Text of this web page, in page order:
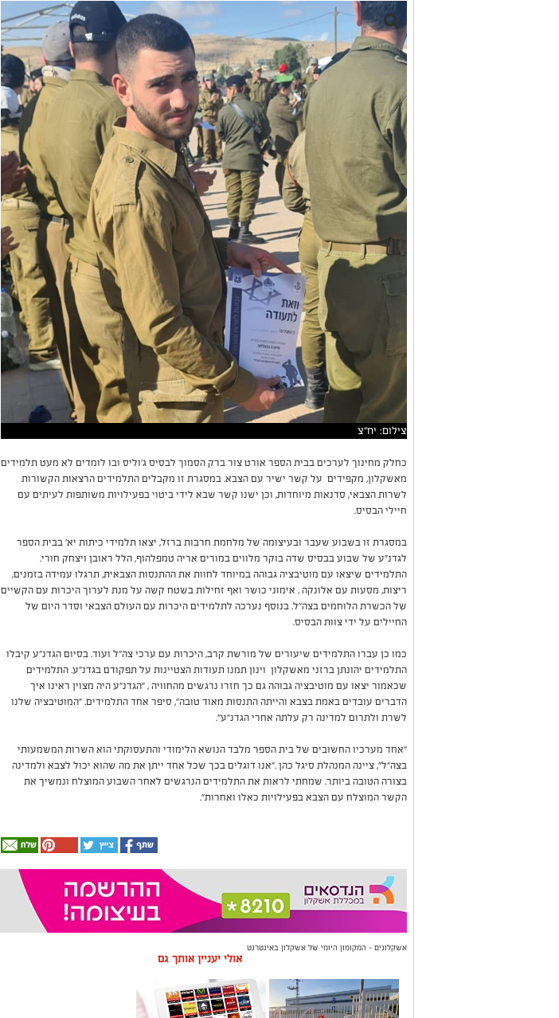
צילום: יח"צ
כחלק מחינוך לערכים בבית הספר אורט צור ברק הסמוך לבסיס ג'וליס ובו לומדים לא מעט תלמידים
מאשקלון, מקפידים על קשר ישיר עם הצבא. במסגרת זו מקבלים התלמידים הרצאות הקשורות
לשרות הצבאי, סדנאות מיוחדות, וכן ישנו קשר שבא לידי ביטוי בפעילויות משותפות לעיתים עם
חיילי הבסיס.
במסגרת זו בשבוע שעבר ובעיצומה של מלחמת חרבות ברזל, יצאו תלמידי כיתות יא' בבית הספר
לגדנ"ע של שבוע בבסיס שדה בוקר מלווים במורים אריה טמפלהוף, הלל ראובן ויצחק חורי.
התלמידים שיצאו עם מוטיבציה גבוהה במיוחד לחוות את ההתנסות הצבאית, תרגלו עמידה בזמנים,
ריצות, מסעות עם אלונקה , אימוני כושר ואף זחילות בשטח קשה על מנת לערוך היכרות עם הקשיים
של הכשרת הלוחמים בצה"ל. בנוסף נערכה לתלמידים היכרות עם העולם הצבאי וסדר היום של
החיילים על ידי צוות הבסיס.
כמו כן עברו התלמידים שיעורים של מורשת קרב, היכרות עם ערכי צה"ל ועוד. בסיום הגדנ"ע קיבלו
התלמידים יהונתן ברזני מאשקלון וינון תמנו תעודות הצטיינות על תפקודם בגדנ"ע. התלמידים
שכאמור יצאו עם מוטיבציה גבוהה גם כך חזרו נרגשים מהחוויה , "הגדנ"ע היה מצוין ראינו איך
הדברים עובדים באמת בצבא והייתה התנסות מאוד טובה", סיפר אחד התלמידים. "המוטיבציה שלנו
לשרת ולתרום למדינה רק עלתה אחרי הגדנ"ע".
"אחד מערכיו החשובים של בית הספר מלבד הנושא הלימודי והתעסוקתי הוא השרות המשמעותי
בצה"ל", ציינה המנהלת סיגל כהן ."אנו דוגלים בכך שכל אחד ייתן את מה שהוא יכול לצבא ולמדינה
בצורה הטובה ביותר. שמחתי לראות את התלמידים הנרגשים לאחר השבוע המוצלח ונמשיך את
הקשר המוצלח עם הצבא בפעילויות כאלו ואחרות".
אשקלונים - המקומון היומי של אשקלון באינטרנט
אולי יעניין אותך גם